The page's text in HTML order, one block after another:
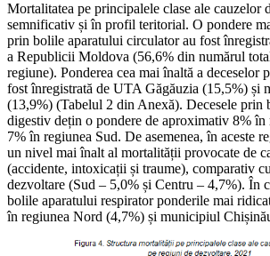
Mortalitatea pe principalele clase ale cauzelor
semnificativ și în profil teritorial. O pondere
prin bolile aparatului circulator au fost
a Republicii Moldova (56,6% din numărul
regiune). Ponderea cea mai înaltă a deceselor
fost înregistrată de UTA Găgăuzia (15,5%) și
(13,9%) (Tabelul 2 din Anexă). Decesele prin
digestiv dețin o pondere de aproximativ 8%
7% în regiunea Sud. De asemenea, în aceste
un nivel mai înalt al mortalității provocate de
(accidente, intoxicații și traume), comparativ
dezvoltare (Sud – 5,0% și Centru – 4,7%). În
bolile aparatului respirator ponderile mai
în regiunea Nord (4,7%) și municipiul